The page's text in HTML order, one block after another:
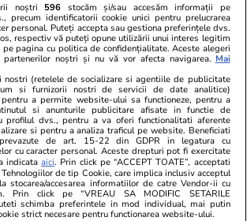
noștri 596 stocăm și/sau accesăm informații pe
precum identificatorii cookie unici pentru prelucrarea
personal. Puteți accepta sau gestiona preferințele dvs.
respectiv vă puteți opune utilizării unui interes legitim
pe pagina cu politica de confidențialitate. Aceste alegeri
noștri și nu vă vor afecta navigarea. Mai
nostri (retelele de socializare si agentiile de publicitate
si furnizorii nostri de servicii de date analitice)
a permite website-ului sa functioneze, pentru a
si anunturile publicitare afisate in functie de
profilul dvs., pentru a va oferi functionalitati aferente
si pentru a analiza traficul pe website. Beneficiati
de art. 15-22 din GDPR in legatura cu
cu caracter personal. Aceste drepturi pot fi exercitate
indicataaici. Prin click pe “ACCEPT TOATE”, acceptati
de tip Cookie, care implica inclusiv acceptul
stocarea/accesarea informatiilor de catre Vendor-ii cu
Prin click pe “VREAU SA MODIFIC SETARILE
schimba preferintele in mod individual, mai putin
strict necesare pentru functionarea website-ului.